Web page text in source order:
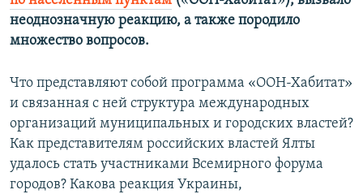
неоднозначную реакцию, а также породило
множество вопросов.
Что представляют собой программа «ООН-Хабитат»
и связанная с ней структура международных
организаций муниципальных и городских властей?
Как представителям российских властей Ялты
удалось стать участниками Всемирного форума
городов? Какова реакция Украины,